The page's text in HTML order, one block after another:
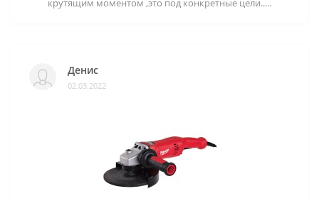
крутящим моментом ,это под конкретные цели.....
Денис
02.03.2022